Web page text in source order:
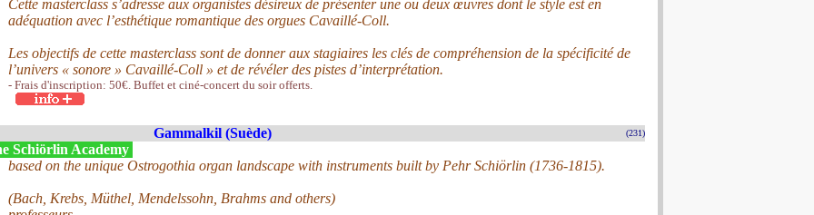
Cette masterclass s’adresse aux organistes désireux de présenter une ou deux œuvres dont le style est en
adéquation avec l’esthétique romantique des orgues Cavaillé-Coll.
Les objectifs de cette masterclass sont de donner aux stagiaires les clés de compréhension de la spécificité de
l’univers « sonore » Cavaillé-Coll » et de révéler des pistes d’interprétation.
- Frais d'inscription: 50€. Buffet et ciné-concert du soir offerts.
Gammalkil (Suède) (231)
Schiörlin Academy
based on the unique Ostrogothia organ landscape with instruments built by Pehr Schiörlin (1736-1815).
(Bach, Krebs, Müthel, Mendelssohn, Brahms and others)